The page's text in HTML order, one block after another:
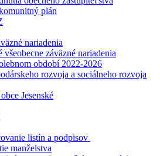
plán
nariadenia
všeobecne záväzné nariadenia
období 2022-2026
rozvoja a sociálneho rozvoja
Jesenské
listín a podpisov
manželstva